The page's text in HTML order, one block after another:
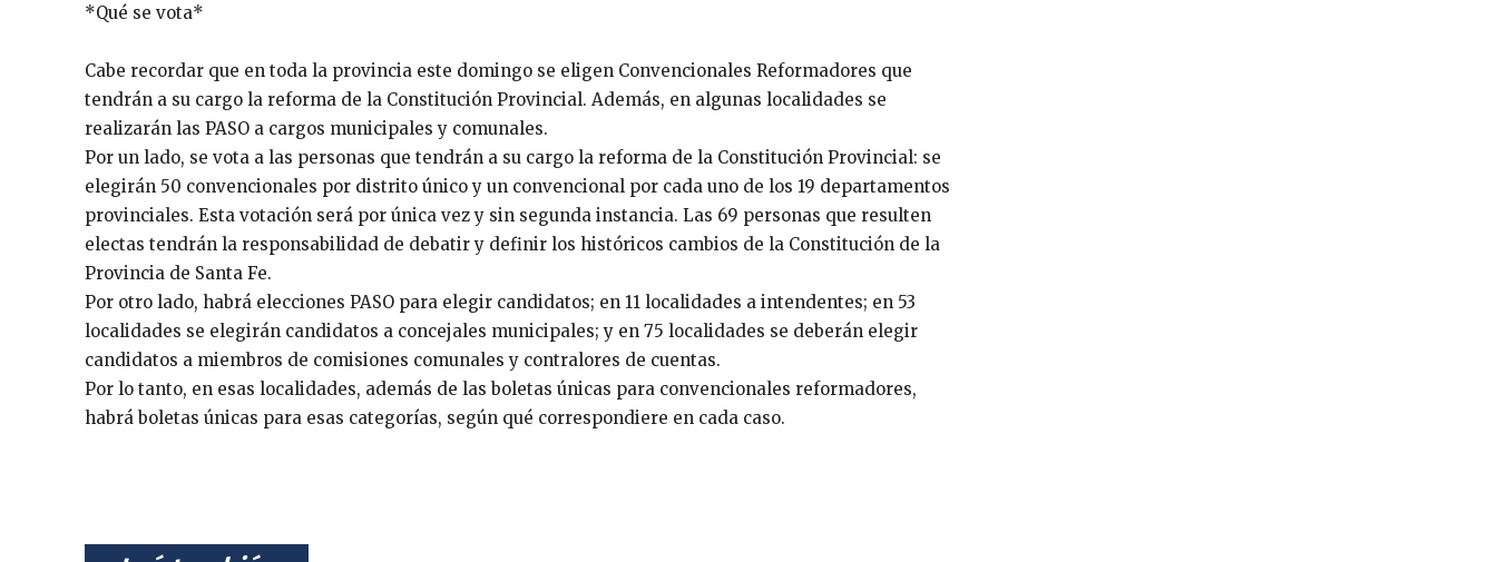
*Qué se vota*
Cabe recordar que en toda la provincia este domingo se eligen Convencionales Reformadores que
tendrán a su cargo la reforma de la Constitución Provincial. Además, en algunas localidades se
realizarán las PASO a cargos municipales y comunales.
Por un lado, se vota a las personas que tendrán a su cargo la reforma de la Constitución Provincial: se
elegirán 50 convencionales por distrito único y un convencional por cada uno de los 19 departamentos
provinciales. Esta votación será por única vez y sin segunda instancia. Las 69 personas que resulten
electas tendrán la responsabilidad de debatir y definir los históricos cambios de la Constitución de la
Provincia de Santa Fe.
Por otro lado, habrá elecciones PASO para elegir candidatos; en 11 localidades a intendentes; en 53
localidades se elegirán candidatos a concejales municipales; y en 75 localidades se deberán elegir
candidatos a miembros de comisiones comunales y contralores de cuentas.
Por lo tanto, en esas localidades, además de las boletas únicas para convencionales reformadores,
habrá boletas únicas para esas categorías, según qué correspondiere en cada caso.